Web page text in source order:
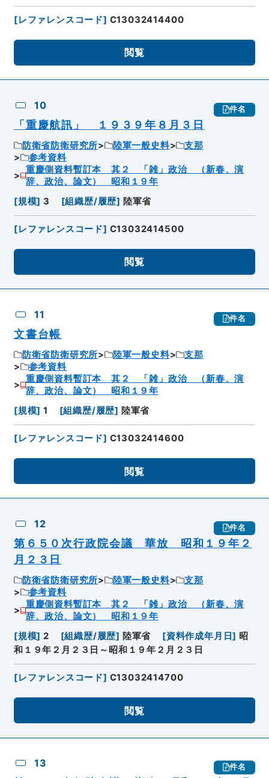
[レファレンスコード] C13032414400
閲覧
10 件名
「重慶航訊」 １９３９年８月３日
防衛省防衛研究所 陸軍一般史料
支那
参考資料
重慶側資料暫訂本 其２ 「雑」政治 （新春、演
辞、政治、論文） 昭和１９年
[規模] 3 [組織歴/履歴] 陸軍省
[レファレンスコード] C13032414500
閲覧
11 件名
文書台帳
防衛省防衛研究所 陸軍一般史料
支那
参考資料
重慶側資料暫訂本 其２ 「雑」政治 （新春、演
辞、政治、論文） 昭和１９年
[規模] 1 [組織歴/履歴] 陸軍省
[レファレンスコード] C13032414600
閲覧
12 件名
第６５０次行政院会議 華放 昭和１９年２
月２３日
防衛省防衛研究所 陸軍一般史料
支那
参考資料
重慶側資料暫訂本 其２ 「雑」政治 （新春、演
辞、政治、論文） 昭和１９年
[規模] 2 [組織歴/履歴] 陸軍省 [資料作成年月日] 昭
和１９年２月２３日～昭和１９年２月２３日
[レファレンスコード] C13032414700
閲覧
13 件名